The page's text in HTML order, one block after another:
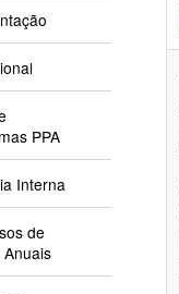
PPA
Interna
de